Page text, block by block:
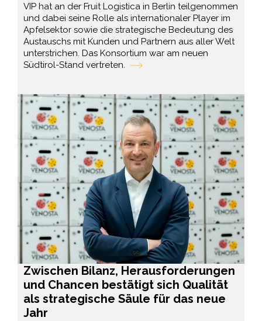
VIP hat an der Fruit Logistica in Berlin teilgenommen
und dabei seine Rolle als internationaler Player im
Apfelsektor sowie die strategische Bedeutung des
Austauschs mit Kunden und Partnern aus aller Welt
unterstrichen. Das Konsortium war am neuen
Südtirol-Stand vertreten.
Zwischen Bilanz, Herausforderungen
und Chancen bestätigt sich Qualität
als strategische Säule für das neue
Jahr